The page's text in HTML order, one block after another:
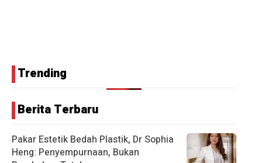
Trending
Berita Terbaru
Pakar Estetik Bedah Plastik, Dr Sophia
Heng: Penyempurnaan, Bukan